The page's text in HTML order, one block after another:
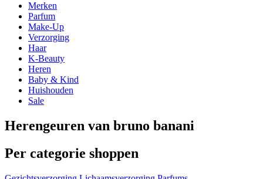
Merken
Parfum
Make-Up
Verzorging
Haar
K-Beauty
Heren
Baby & Kind
Huishouden
Sale
Herengeuren van bruno banani
Per categorie shoppen